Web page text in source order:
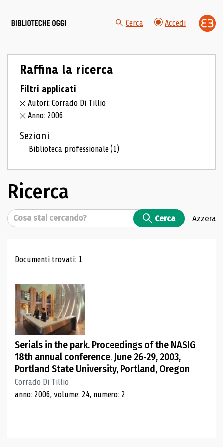
Cerca Accedi
Raffina la ricerca
Filtri applicati
Autori: Corrado Di Tillio
Anno: 2006
Sezioni
Biblioteca professionale(1)
Ricerca
Cerca Cerca Azzera
Risultati di ricerca
Documenti trovati: 1
Serials in the park. Proceedings of the NASIG
18th annual conference, June 26-29, 2003,
Portland State University, Portland, Oregon
Corrado Di Tillio
anno: 2006, volume: 24, numero: 2